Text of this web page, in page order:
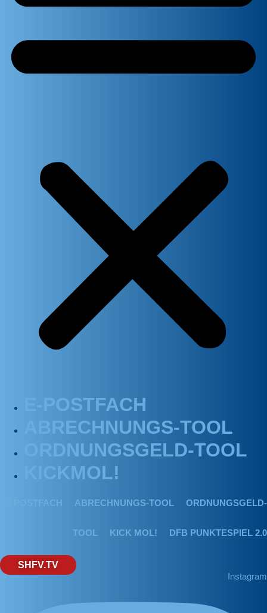
E-POSTFACH
ABRECHNUNGS-TOOL
ORDNUNGSGELD-TOOL
KICKMOL!
E-POSTFACH ABRECHNUNGS-TOOL ORDNUNGSGELD-
TOOL KICK MOL! DFB PUNKTESPIEL 2.0
SHFV.TV
Instagram